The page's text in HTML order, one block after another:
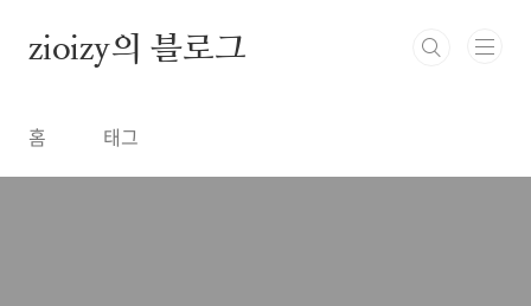
zioizy의 블로그
홈 태그